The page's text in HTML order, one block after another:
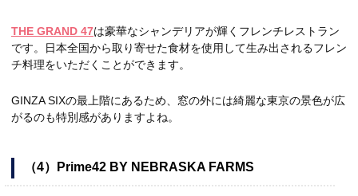
THE GRAND 47は豪華なシャンデリアが輝くフレンチレストラン
です。日本全国から取り寄せた食材を使用して生み出されるフレン
チ料理をいただくことができます。
GINZA SIXの最上階にあるため、窓の外には綺麗な東京の景色が広
がるのも特別感がありますよね。
（4）Prime42 BY NEBRASKA FARMS